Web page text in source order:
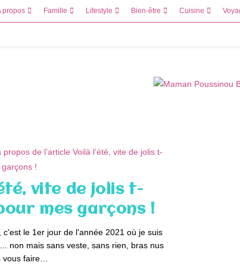
propos Famille Lifestyle Bien-être Cuisine
vite de jolis t-
mes garçons !
c'est le 1er jour de l'année 2021 où je suis
non mais sans veste, sans rien, bras nus
faire…